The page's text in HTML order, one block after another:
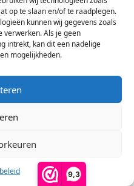
9,3
op te slaan en/of te raadplegen.
kunnen wij gegevens zoals
verwerken. Als je geen
intrekt, kan dit een nadelige
mogelijkheden.